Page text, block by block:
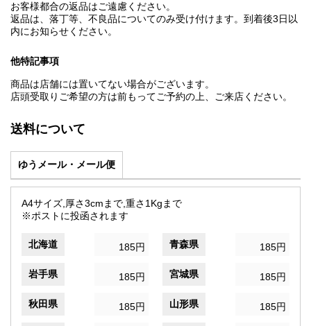
お客様都合の返品はご遠慮ください。
返品は、落丁等、不良品についてのみ受け付けます。到着後3日以
内にお知らせください。
他特記事項
商品は店舗には置いてない場合がございます。
店頭受取りご希望の方は前もってご予約の上、ご来店ください。
送料について
ゆうメール・メール便
A4サイズ,厚さ3cmまで,重さ1Kgまで
※ポストに投函されます
北海道 185円 青森県 185円
岩手県 185円 宮城県 185円
秋田県 185円 山形県 185円